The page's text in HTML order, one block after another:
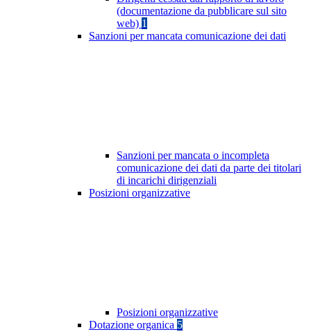
(documentazione da pubblicare sul sito
web) 1
Sanzioni per mancata comunicazione dei dati
Sanzioni per mancata o incompleta
comunicazione dei dati da parte dei titolari
di incarichi dirigenziali
Posizioni organizzative
Posizioni organizzative
Dotazione organica 5